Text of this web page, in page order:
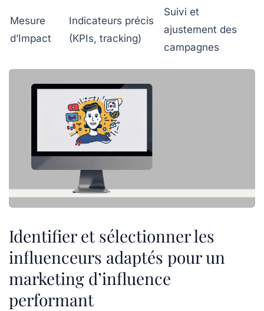
Mesure
d’Impact
Indicateurs précis
(KPIs, tracking)
Suivi et
ajustement des
campagnes
Identifier et sélectionner les
influenceurs adaptés pour un
marketing d’influence
performant